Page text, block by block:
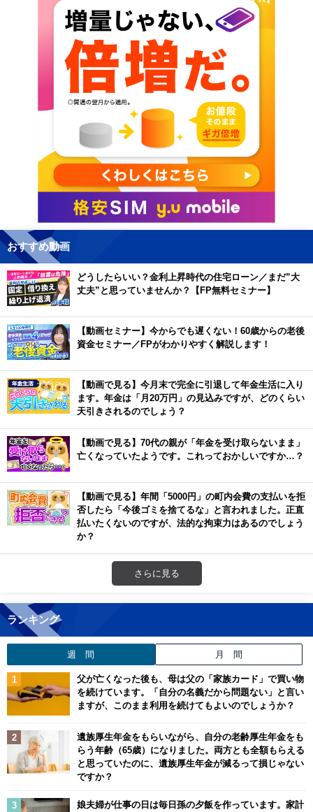
おすすめ動画
どうしたらいい？金利上昇時代の住宅ローン／まだ”大
丈夫”と思っていませんか？【FP無料セミナー】
【動画セミナー】今からでも遅くない！60歳からの老後
資金セミナー／FPがわかりやすく解説します！
【動画で見る】今月末で完全に引退して年金生活に入り
ます。年金は「月20万円」の見込みですが、どのくらい
天引きされるのでしょう？
【動画で見る】70代の親が「年金を受け取らないまま」
亡くなっていたようです。これっておかしいですか…？
【動画で見る】年間「5000円」の町内会費の支払いを拒
否したら「今後ゴミを捨てるな」と言われました。正直
払いたくないのですが、法的な拘束力はあるのでしょう
か？
さらに見る
ランキング
週 間 月 間
父が亡くなった後も、母は父の「家族カード」で買い物
を続けています。「自分の名義だから問題ない」と言い
ますが、このまま利用を続けてもよいのでしょうか？
遺族厚生年金をもらいながら、自分の老齢厚生年金をも
らう年齢（65歳）になりました。両方とも全額もらえる
と思っていたのに、遺族厚生年金が減るって損じゃない
ですか？
娘夫婦が仕事の日は毎日孫の夕飯を作っています。家計